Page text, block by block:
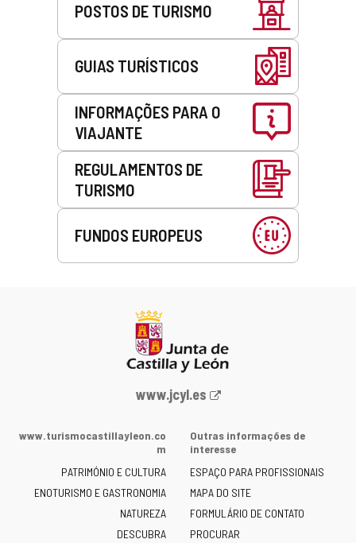
POSTOS DE TURISMO
GUIAS TURÍSTICOS
INFORMAÇÕES PARA O
VIAJANTE
REGULAMENTOS DE
TURISMO
FUNDOS EUROPEUS
Portal
Junta
Castilla
y
León
-
www.jcyl.es
www.turismocastillayleon.co
m
PATRIMÓNIO E CULTURA
ENOTURISMO E GASTRONOMIA
NATUREZA
DESCUBRA
Outras informações de
interesse
ESPAÇO PARA PROFISSIONAIS
MAPA DO SITE
FORMULÁRIO DE CONTATO
PROCURAR